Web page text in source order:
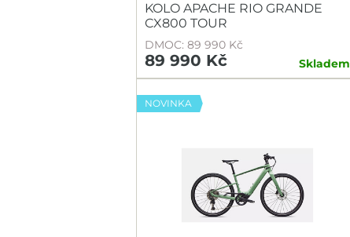
KOLO APACHE RIO GRANDE
CX800 TOUR
DMOC: 89 990 Kč
89 990 Kč Skladem
NOVINKA